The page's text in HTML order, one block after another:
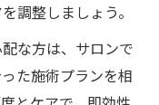
調整しましょう。
な方は、サロンで
た施術プランを相